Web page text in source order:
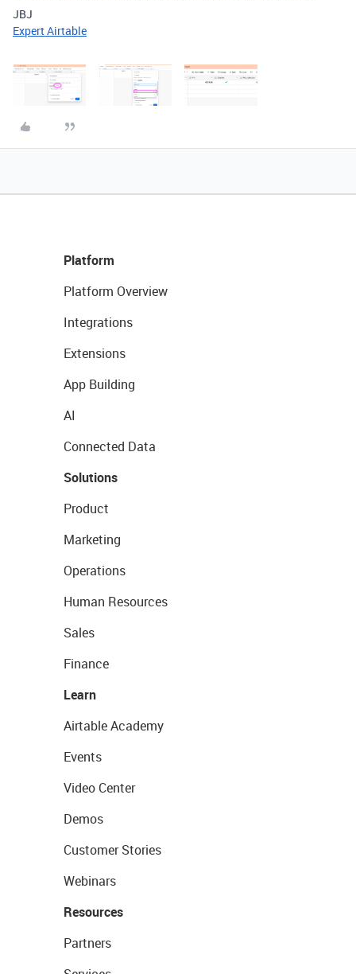
JBJ
Expert Airtable
Platform
Platform Overview
Integrations
Extensions
App Building
AI
Connected Data
Solutions
Product
Marketing
Operations
Human Resources
Sales
Finance
Learn
Airtable Academy
Events
Video Center
Demos
Customer Stories
Webinars
Resources
Partners